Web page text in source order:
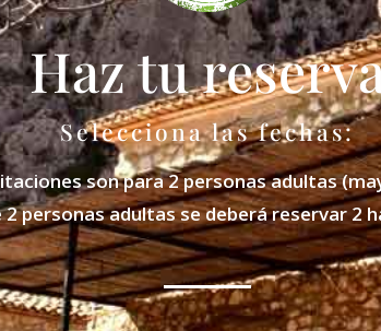
Haz tu
Selecciona las fechas:
son para 2 personas adultas
2 personas adultas se deberá reservar 2